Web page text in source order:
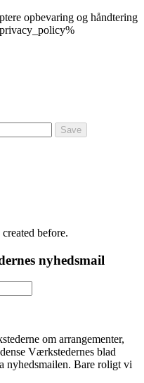
opbevaring og håndtering
before.
nyhedsmail
om arrangementer,
Værkstedernes blad
nyhedsmailen. Bare roligt vi